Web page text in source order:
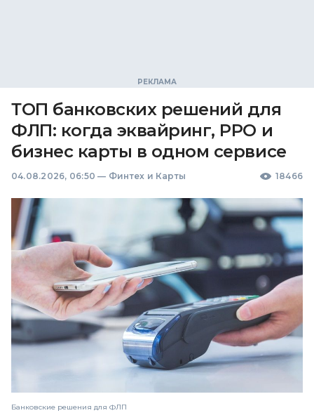
ТОП банковских решений для
ФЛП: когда эквайринг, РРО и
бизнес карты в одном сервисе
04.08.2026, 06:50 — Финтех и Карты 18466
Банковские решения для ФЛП